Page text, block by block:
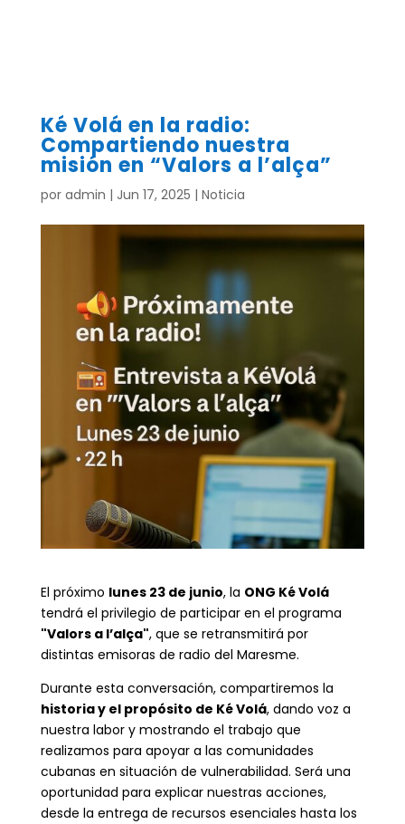
Ké Volá en la radio:
Compartiendo nuestra
misión en “Valors a l’alça”
por admin | Jun 17, 2025 | Noticia
El próximo lunes 23 de junio, la ONG Ké Volá
tendrá el privilegio de participar en el programa
"Valors a l’alça", que se retransmitirá por
distintas emisoras de radio del Maresme.
Durante esta conversación, compartiremos la
historia y el propósito de Ké Volá, dando voz a
nuestra labor y mostrando el trabajo que
realizamos para apoyar a las comunidades
cubanas en situación de vulnerabilidad. Será una
oportunidad para explicar nuestras acciones,
desde la entrega de recursos esenciales hasta los